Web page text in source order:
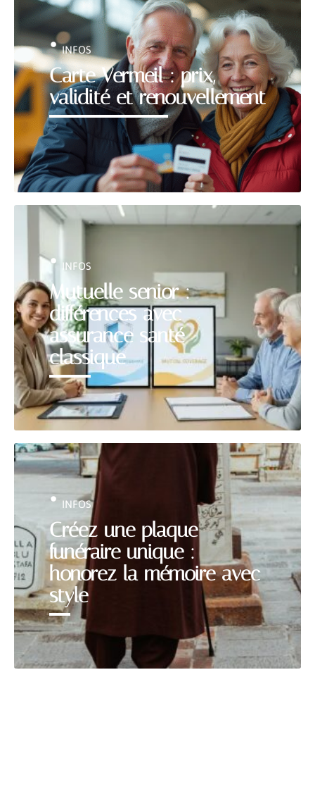
Carte Vermeil : prix,
validité et renouvellement
INFOS
Mutuelle senior :
différences avec
assurance santé
classique
INFOS
Créez une plaque
funéraire unique :
honorez la mémoire avec
style
INFOS